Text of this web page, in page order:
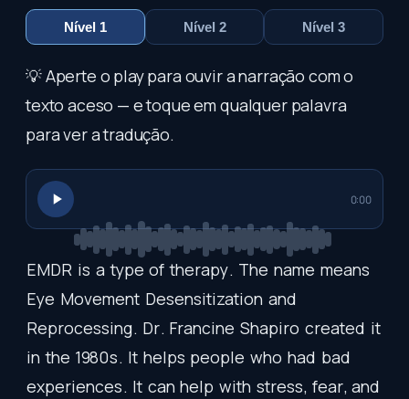
Nível 1 Nível 2 Nível 3
💡 Aperte o play para ouvir a narração com o
texto aceso — e toque em qualquer palavra
para ver a tradução.
0:00
EMDR is a type of therapy. The name means
Eye Movement Desensitization and
Reprocessing. Dr. Francine Shapiro created it
in the 1980s. It helps people who had bad
experiences. It can help with stress, fear, and